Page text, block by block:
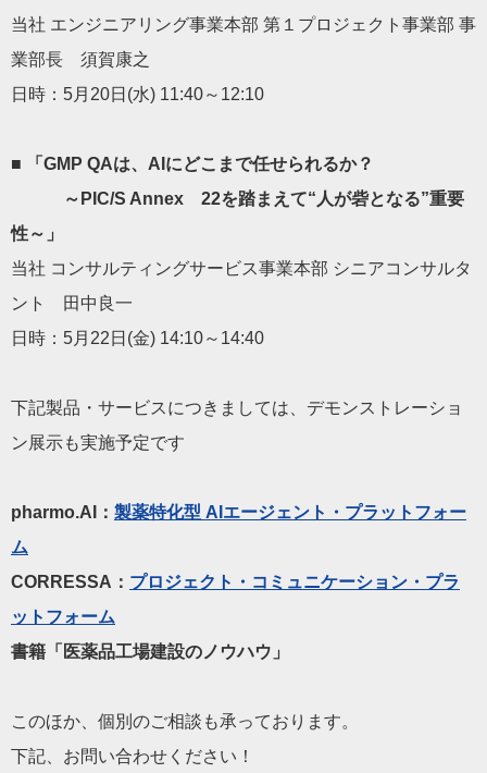
当社 エンジニアリング事業本部 第１プロジェクト事業部 事
業部長 須賀康之
日時：5月20日(水) 11:40～12:10
■ 「GMP QAは、AIにどこまで任せられるか？
～PIC/S Annex 22を踏まえて“人が砦となる”重要
性～」
当社 コンサルティングサービス事業本部 シニアコンサルタ
ント 田中良一
日時：5月22日(金) 14:10～14:40
下記製品・サービスにつきましては、デモンストレーショ
ン展示も実施予定です
pharmo.AI： 製薬特化型 AIエージェント・プラットフォー
ム
CORRESSA： プロジェクト・コミュニケーション・プラ
ットフォーム
書籍「医薬品工場建設のノウハウ」
このほか、個別のご相談も承っております。
下記、お問い合わせください！